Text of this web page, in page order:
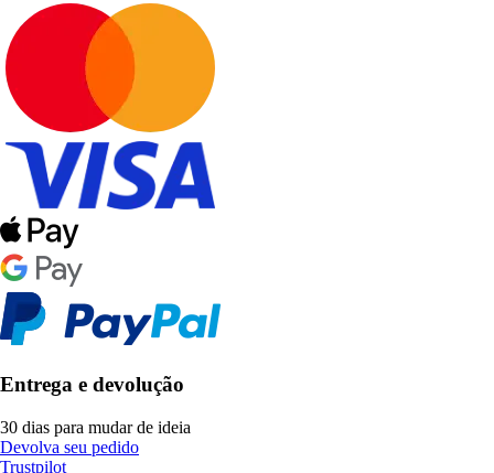
Entrega e devolução
30 dias para mudar de ideia
Devolva seu pedido
Trustpilot